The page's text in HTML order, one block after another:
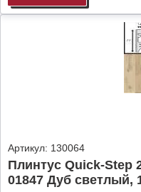
Артикул: 130064
Плинтус Quick-Step
01847 Дуб светлый,